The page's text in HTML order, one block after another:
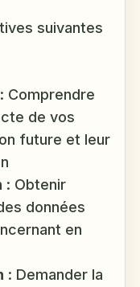
suivantes
: Comprendre
de vos
future et leur
: Obtenir
données
en
: Demander la